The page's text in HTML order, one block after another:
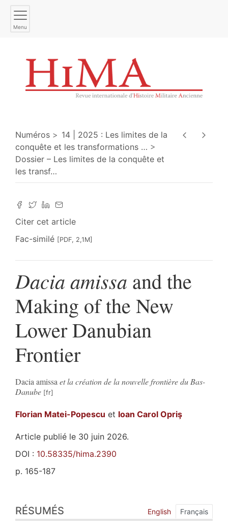
Menu
Numéros
14 | 2025 : Les limites de la
conquête et les transformations …
Dossier – Les limites de la conquête et
les transf…
Citer cet article
Fac-similé [PDF, 2,1M]
Dacia amissa and the
Making of the New
Lower Danubian
Frontier
Dacia amissa et la création de la nouvelle frontière du Bas-
Danube
Florian Matei-Popescu et Ioan Carol Opriş
Article publié le 30 juin 2026.
DOI : 10.58335/hima.2390
p. 165-187
Index
Plan
RÉSUMÉS English Français